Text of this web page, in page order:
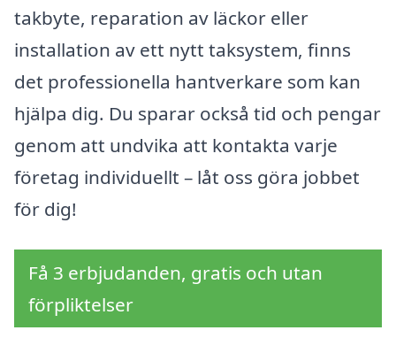
takbyte, reparation av läckor eller
installation av ett nytt taksystem, finns
det professionella hantverkare som kan
hjälpa dig. Du sparar också tid och pengar
genom att undvika att kontakta varje
företag individuellt – låt oss göra jobbet
för dig!
Få 3 erbjudanden, gratis och utan
förpliktelser